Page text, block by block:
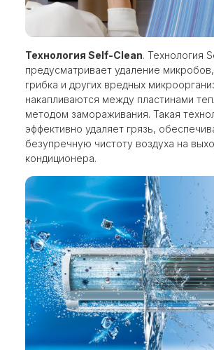
Технология Self-Clean. Технология
предусматривает удаление
грибка и других вредных
накапливаются между пластинами
методом замораживания. Такая
эффективно удаляет грязь,
безупречную чистоту воздуха на
кондиционера.